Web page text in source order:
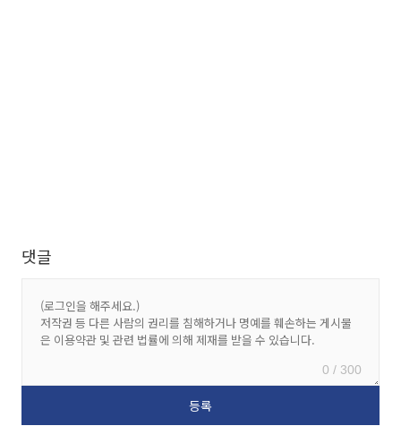
댓글
0 / 300